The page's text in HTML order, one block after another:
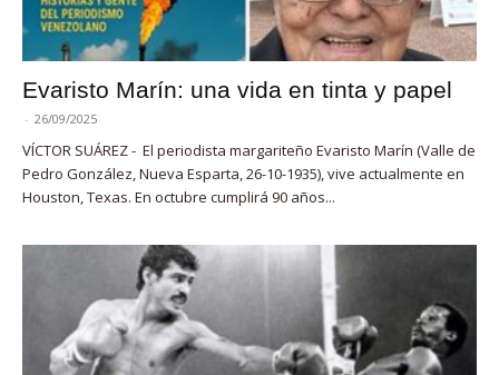
Evaristo Marín: una vida en tinta y papel
- 26/09/2025
VÍCTOR SUÁREZ - El periodista margariteño Evaristo Marín (Valle de
Pedro González, Nueva Esparta, 26-10-1935), vive actualmente en
Houston, Texas. En octubre cumplirá 90 años...